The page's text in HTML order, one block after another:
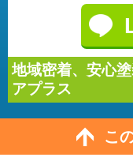
地域密着、安心
アプラス
こ